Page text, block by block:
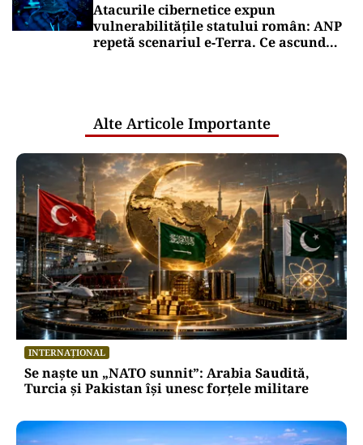
Atacurile cibernetice expun
vulnerabilitățile statului român: ANP
repetă scenariul e‑Terra. Ce ascund
Alte Articole Importante
INTERNAȚIONAL
Se naște un „NATO sunnit”: Arabia Saudită,
Turcia și Pakistan își unesc forțele militare